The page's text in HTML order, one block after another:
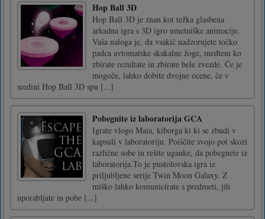
Hop Ball 3D
Hop Ball 3D je znan kot težka glasbena
arkadna igra s 3D igro umetniške animacije.
Vaša naloga je, da vsakič nadzorujete točko
padca avtomatske skakalne žoge, medtem ko
zbirate rezultate in zbirate bele zvezde. Če je
mogoče, lahko dobite dvojne ocene, če v
sredini Hop Ball 3D spu [...]
Pobegnite iz laboratorija GCA
Igrate vlogo Maia, kiborga ki ki se zbudi v
kapsuli v laboratoriju. Poiščite svojo pot skozi
različne sobe in rešite uganke, da pobegnete iz
laboratorija.To je pustolovska igra iz
priljubljene serije Twin Moon Galaxy. Z
miško lahko komunicirate s predmeti, jih
uporabljate in pobe [...]